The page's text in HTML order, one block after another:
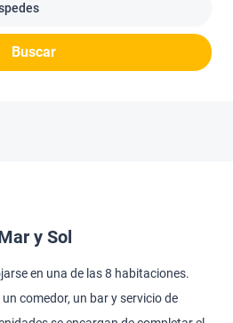
Buscar
y Sol
en una de las 8 habitaciones.
comedor, un bar y servicio de